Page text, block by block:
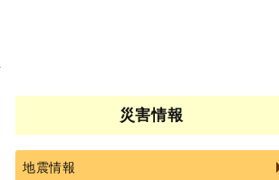
災害情報
地震情報